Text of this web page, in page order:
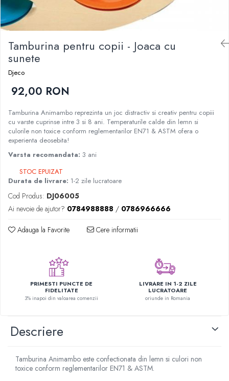
Nisip kinetic
Jucarii interactive
Proiector pentru copii
Instrumente muzicale pentru copii
Caruseluri muzicale
Joc de rol
Storytelling
Banc de lucru pentru copii
Papusi de mana
Casa de papusi
Bormasina magica
Costum Halloween Copii
Papusi si Bebelusi Reborn
Animale de jucarie
Jucarii cu Dinozauri
Figurine cu animale domestice
Jucarii Montessori
Nevoi speciale si sindrom Down
Jucarii cu alfabet
Seturi Numberblocks
Jucarii fructe si legume
Cadou copii 8 ani
Cadou copii 9 ani
Cadou copii 10 ani
Cadou copii 11 ani
Cadou copii 12 ani
Tamburina pentru copii - Joaca cu
sunete
Djeco
92,00 RON
Tamburina Animambo reprezinta un joc distractiv si creativ pentru copiii
cu varste cuprinse intre 3 si 8 ani. Temperaturile calde din lemn si
culorile non toxice conform reglementarilor EN71 & ASTM ofera o
experienta deosebita!
Varsta recomandata: 3 ani
STOC EPUIZAT
Durata de livrare: 1-2 zile lucratoare
Cod Produs: DJ06005
Ai nevoie de ajutor? 0784988888 / 0786966666
Adauga la Favorite Cere informatii
PRIMESTI PUNCTE DE
FIDELITATE
3% inapoi din valoarea comenzii
LIVRARE IN 1-2 ZILE
LUCRATOARE
oriunde in Romania
Descriere
Tamburina Animambo este confectionata din lemn si culori non
toxice conform reglementarilor EN71 & ASTM.